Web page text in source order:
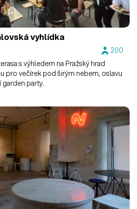
vyhlídka
200
s výhledem na Pražský hrad
pro večírek pod širým nebem, oslavu
party.